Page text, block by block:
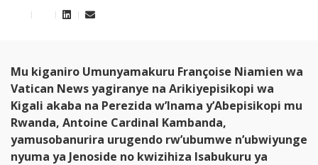
Mu kiganiro Umunyamakuru Françoise Niamien wa
Vatican News yagiranye na Arikiyepisikopi wa
Kigali akaba na Perezida w’Inama y’Abepisikopi mu
Rwanda, Antoine Cardinal Kambanda,
yamusobanurira urugendo rw’ubumwe n’ubwiyunge
nyuma ya Jenoside no kwizihiza Isabukuru ya